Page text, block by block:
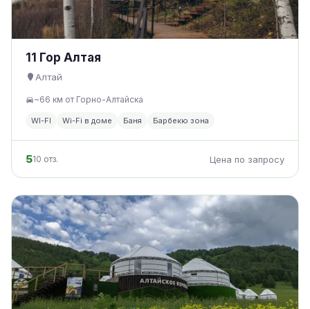
11 Гор Алтая
Алтай
~66 км от Горно-Алтайска
WI-FI Wi-Fi в доме Баня Барбекю зона
510 отз. Цена по запросу